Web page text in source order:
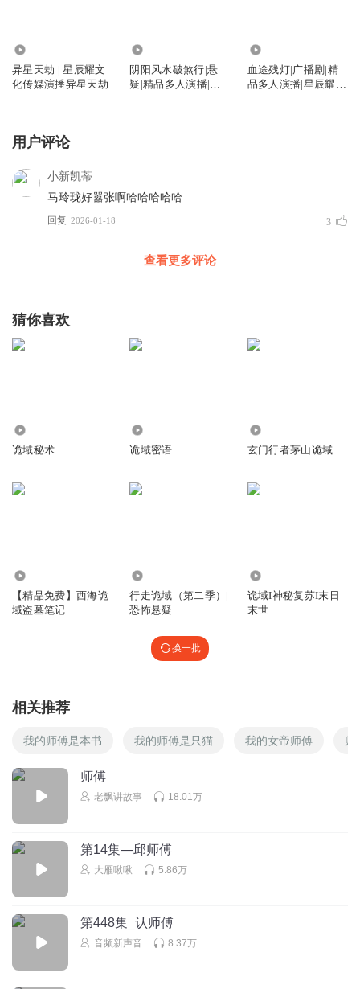
异星天劫 | 星辰耀文
化传媒演播异星天劫
阴阳风水破煞行|悬
疑|精品多人演播|星
血途残灯|广播剧|精
品多人演播|星辰耀工
用户评论
小新凯蒂
马玲珑好嚣张啊哈哈哈哈哈
回复 2026-01-18 3
查看更多评论
猜你喜欢
诡域秘术 诡域密语 玄门行者茅山诡域
【精品免费】西海诡
域盗墓笔记
行走诡域（第二季）|
恐怖悬疑
诡域I神秘复苏I末日
末世
换一批
相关推荐
我的师傅是本书 我的师傅是只猫 我的女帝师傅 师
师傅
老飘讲故事 18.01万
第14集—邱师傅
大雁啾啾 5.86万
第448集_认师傅
音频新声音 8.37万